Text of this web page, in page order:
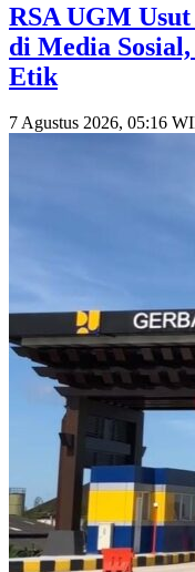
RSA UGM
di Media
Etik
7 Agustus 2026, 05:16